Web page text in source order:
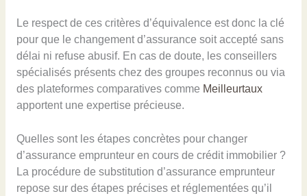
Le respect de ces critères d’équivalence est donc la clé
pour que le changement d’assurance soit accepté sans
délai ni refuse abusif. En cas de doute, les conseillers
spécialisés présents chez des groupes reconnus ou via
des plateformes comparatives comme Meilleurtaux
apportent une expertise précieuse.
Quelles sont les étapes concrètes pour changer
d’assurance emprunteur en cours de crédit immobilier ?
La procédure de substitution d’assurance emprunteur
repose sur des étapes précises et réglementées qu’il